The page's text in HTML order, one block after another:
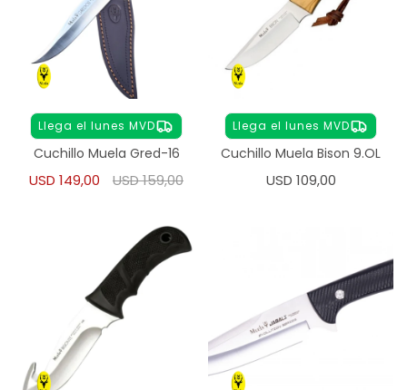
Llega el lunes MVD
Cuchillo Muela Gred-16
USD 149,00 USD159,00
Llega el lunes MVD
Cuchillo Muela Bison 9.OL
USD 109,00